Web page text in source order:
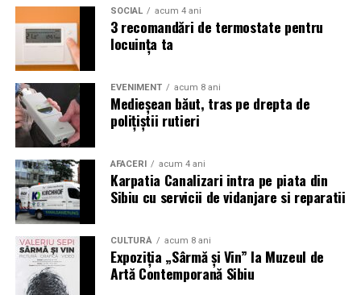
pe perioade mai lungi, cu mai puține întreruperi.
Ceasul oferă și o analiză detaliată a nivelului de energie
al organismului, pe baza unor indicatori precum ritmul
cardiac, variabilitatea ritmului cardiac (HRV), somnul și
nivelul de stres. Luând în calcul aceste date, dar și
factori precum condițiile meteo sau ciclul menstrual,
HONOR Watch 6 poate sugera perioade de odihnă,
activitate fizică sau exerciții de respirație, pentru
susținerea unei rutine mai echilibrate.
Astfel, funcțiile avansate de monitorizare sportivă sunt
completate de instrumente dedicate sănătății și stării de
bine, pentru o experiență care continuă și dincolo de
antrenament.
SOCIAL acum 4 ani
3 recomandări de termostate pentru
locuința ta
EVENIMENT acum 8 ani
Medieșean băut, tras pe drepta de
polițiștii rutieri
AFACERI acum 4 ani
Karpatia Canalizari intra pe piata din
Sibiu cu servicii de vidanjare si reparatii
CULTURĂ acum 8 ani
Expoziția „Sârmă și Vin” la Muzeul de
Artă Contemporană Sibiu